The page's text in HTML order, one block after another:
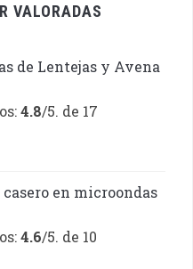
VALORADAS
de Lentejas y Avena
4.8/5. de 17
en microondas
4.6/5. de 10